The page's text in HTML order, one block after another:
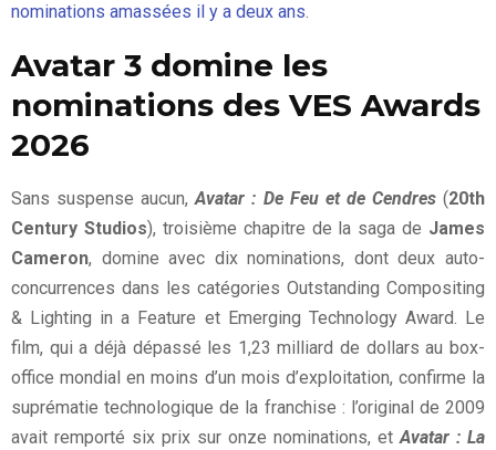
nominations amassées il y a deux ans.
Avatar 3 domine les
nominations des VES Awards
2026
Sans suspense aucun,Avatar : De Feu et de Cendres(20th
Century Studios), troisième chapitre de la saga de James
Cameron, domine avec dix nominations, dont deux auto-
concurrences dans les catégories Outstanding Compositing
& Lighting in a Feature et Emerging Technology Award. Le
film, qui a déjà dépassé les 1,23 milliard de dollars au box-
office mondial en moins d’un mois d’exploitation, confirme la
suprématie technologique de la franchise : l’original de 2009
avait remporté six prix sur onze nominations, etAvatar : La